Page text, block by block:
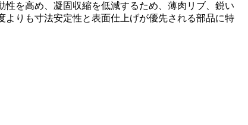
を高め、凝固収縮を低減するため、薄肉リブ、鋭い
りも寸法安定性と表面仕上げが優先される部品に特